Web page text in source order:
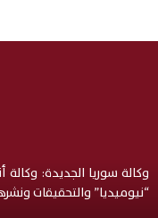
وكالة سوريا الجديدة:
“نيوميديا” والتحقيقات